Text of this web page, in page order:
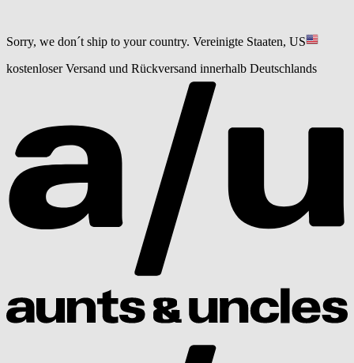
Sorry, we don´t ship to your country. Vereinigte Staaten, US
kostenloser Versand und Rückversand innerhalb Deutschlands